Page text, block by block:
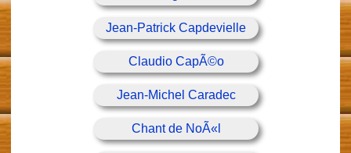
Jean-Patrick Capdevielle
Claudio CapÃ©o
Jean-Michel Caradec
Chant de NoÃ«l